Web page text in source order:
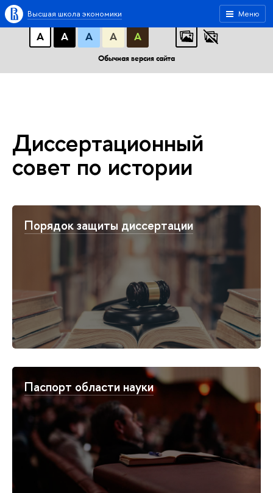
A A A АБB
АБB
А
А А А А
Обычная версия сайта
Меню
Высшая школа экономики
Диссертационный
совет по истории
Порядок защиты диссертации
Паспорт области науки